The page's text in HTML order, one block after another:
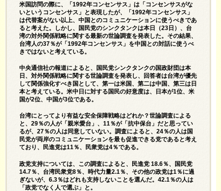
米国訪問の際に、「1992年コンセンサス」は「コンセンサスがな
いというコンセンサス」と表現したが、「1992年コンセンサス」
は代替案がない以上、中国とのコミュニケーションに使うべきであ
ると考えた。しかし、国民党のシンクタンクは本日（23日）、台
湾の対外関係戦略に関する最新の世論調査を発表した。その結果、
台湾人の37％が「1992年コンセンサス」を中国との対話に使うべ
きではないと考えている。
中央通信社の報道によると、国民党シンクタンクの国政財団は本
日、対外関係戦略に関する世論調査を発表し、回答者は台湾が優先
して関係強化すべき国として、第一は米国、第二は中国、第三は日
本と考えている。米中日に対する国民の好意度は、日本が1位、米
国が2位、中国が3位である。
台湾にとってより有益な安全保障戦略はどれか？世論調査による
と、29％の人が「親米愛台」、11％が「抗中保台」だと思ってい
るが、27％の人は同意していない。調査によると、24％の人は国
民党が両岸のコミュニケーションを最も促進できる党であると考え
ており、民進党は11％、民衆党は4％である。
政党支持については、この調査によると、民進党 18.6％、国民党
14.7％、台湾民衆党8％、時代力量2.1％、その他の政党は1％に過
ぎないが、6.3％はどれも支持しないことを選んだ。42.1％の人は
「政党でなく人で選ぶ」と。